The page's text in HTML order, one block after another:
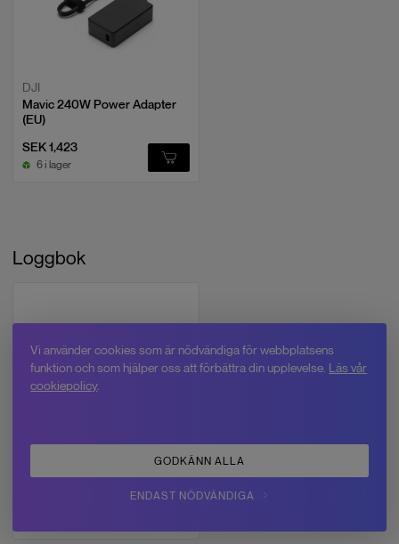
DJI
Mavic 240W Power Adapter
(EU)
SEK 1,423
6 i lager
Loggbok
Swedron
Loggbok för drönarpiloter
RPAS/UAS/UAV
Vi använder cookies som är nödvändiga för webbplatsens
funktion och som hjälper oss att förbättra din upplevelse. Läs vår
cookiepolicy.
GODKÄNN ALLA
ENDAST NÖDVÄNDIGA